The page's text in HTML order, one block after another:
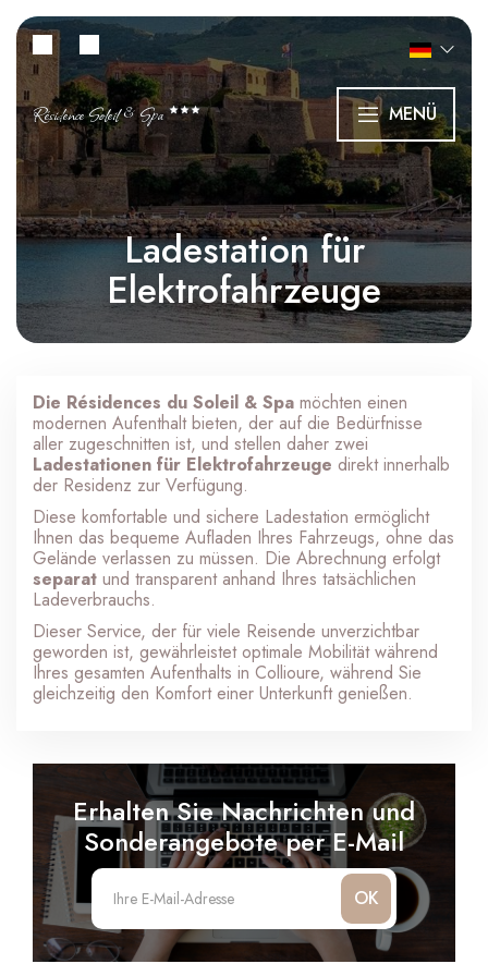
Résidence Soleil & Spa MENÜ
Ladestation für
Elektrofahrzeuge
Die Résidences du Soleil & Spa möchten einen
modernen Aufenthalt bieten, der auf die Bedürfnisse
aller zugeschnitten ist, und stellen daher zwei
Ladestationen für Elektrofahrzeuge direkt innerhalb
der Residenz zur Verfügung.
Diese komfortable und sichere Ladestation ermöglicht
Ihnen das bequeme Aufladen Ihres Fahrzeugs, ohne das
Gelände verlassen zu müssen. Die Abrechnung erfolgt
separat und transparent anhand Ihres tatsächlichen
Ladeverbrauchs.
Dieser Service, der für viele Reisende unverzichtbar
geworden ist, gewährleistet optimale Mobilität während
Ihres gesamten Aufenthalts in Collioure, während Sie
gleichzeitig den Komfort einer Unterkunft genießen.
Erhalten Sie Nachrichten und
Sonderangebote per E-Mail
OK